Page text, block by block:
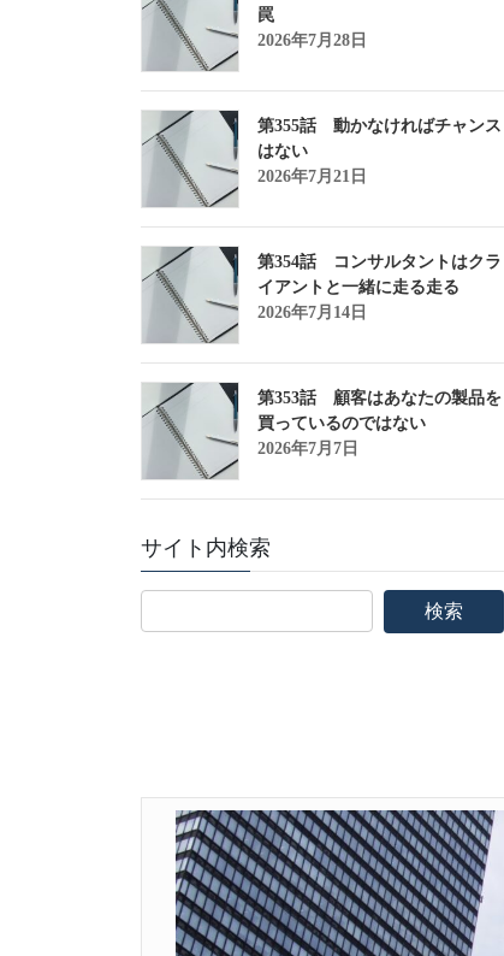
罠
2026年7月28日
第355話 動かなければチャンス
はない
2026年7月21日
第354話 コンサルタントはクラ
イアントと一緒に走る走る
2026年7月14日
第353話 顧客はあなたの製品を
買っているのではない
2026年7月7日
サイト内検索